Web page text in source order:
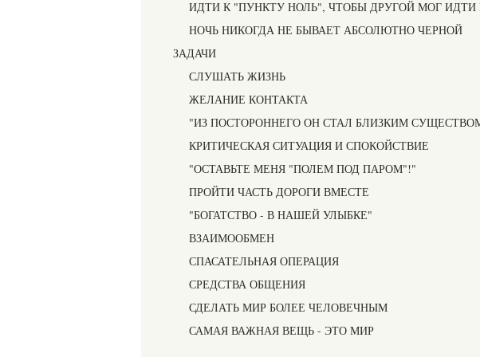
ИДТИ К "ПУНКТУ НОЛЬ", ЧТОБЫ ДРУГОЙ МОГ
НОЧЬ НИКОГДА НЕ БЫВАЕТ АБСОЛЮТНО ЧЕРНОЙ
ЗАДАЧИ
СЛУШАТЬ ЖИЗНЬ
ЖЕЛАНИЕ КОНТАКТА
"ИЗ ПОСТОРОННЕГО ОН СТАЛ БЛИЗКИМ
КРИТИЧЕСКАЯ СИТУАЦИЯ И СПОКОЙСТВИЕ
"ОСТАВЬТЕ МЕНЯ "ПОЛЕМ ПОД ПАРОМ"!"
ПРОЙТИ ЧАСТЬ ДОРОГИ ВМЕСТЕ
"БОГАТСТВО - В НАШЕЙ УЛЫБКЕ"
ВЗАИМООБМЕН
СПАСАТЕЛЬНАЯ ОПЕРАЦИЯ
СРЕДСТВА ОБЩЕНИЯ
СДЕЛАТЬ МИР БОЛЕЕ ЧЕЛОВЕЧНЫМ
САМАЯ ВАЖНАЯ ВЕЩЬ - ЭТО МИР